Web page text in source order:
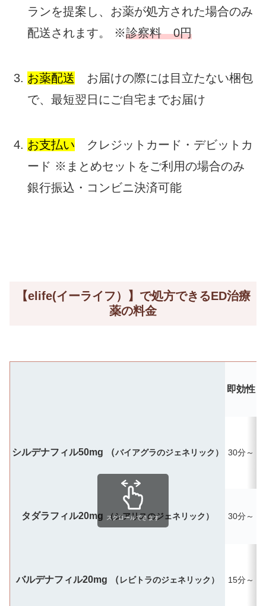
ランを提案し、お薬が処方された場合のみ
配送されます。 ※診察料 0円
お薬配送 お届けの際には目立たない梱包
で、最短翌日にご自宅までお届け
お支払い クレジットカード・デビットカ
ード ※まとめセットをご利用の場合のみ
銀行振込・コンビニ決済可能
【elife(イーライフ）】で処方できるED治療
薬の料金
即効性
シルデナフィル50mg （バイアグラのジェネリック） 30分～
タダラフィル20mg （シアリスのジェネリック） 30分～
バルデナフィル20mg （レビトラのジェネリック） 15分～
スクロールできます